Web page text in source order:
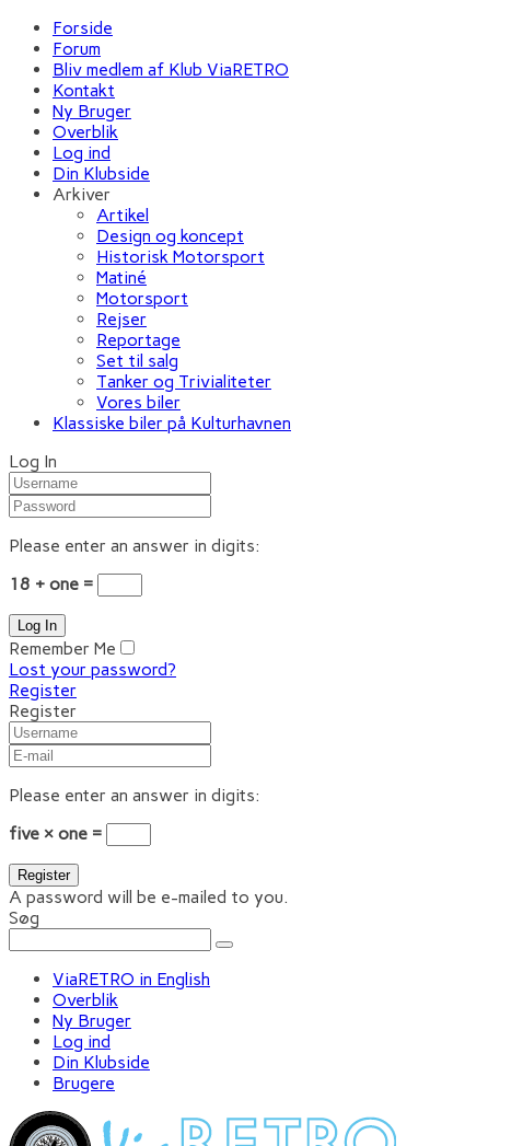
Forside
Forum
Bliv medlem af Klub ViaRETRO
Kontakt
Ny Bruger
Overblik
Log ind
Din Klubside
Arkiver
Artikel
Design og koncept
Historisk Motorsport
Matiné
Motorsport
Rejser
Reportage
Set til salg
Tanker og Trivialiteter
Vores biler
Klassiske biler på Kulturhavnen
Log In
Please enter an answer in digits:
18 + one =
Remember Me
Lost your password?
Register
Register
Please enter an answer in digits:
five × one =
A password will be e-mailed to you.
Søg
ViaRETRO in English
Overblik
Ny Bruger
Log ind
Din Klubside
Brugere